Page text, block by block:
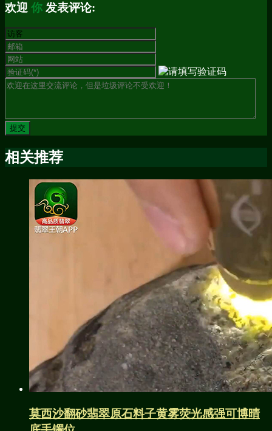
欢迎 你 发表评论:
相关推荐
莫西沙翻砂翡翠原石料子黄雾荧光感强可博晴